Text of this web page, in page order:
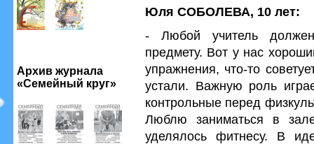
Архив журнала
«Семейный круг»
Юля СОБОЛЕВА, 10 лет:
- Любой учитель
предмету. Вот у нас
упражнения, что-то
устали. Важную роль
контрольные перед
Люблю заниматься в
уделялось фитнесу. В